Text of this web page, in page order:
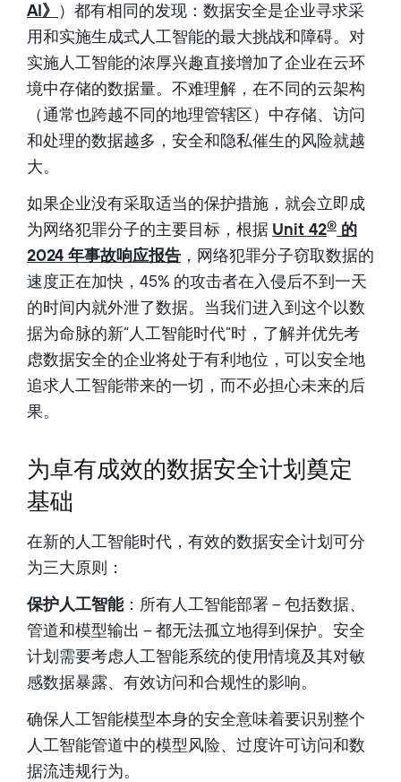
AI》 ）都有相同的发现：数据安全是企业寻求采
用和实施生成式人工智能的最大挑战和障碍。对
实施人工智能的浓厚兴趣直接增加了企业在云环
境中存储的数据量。不难理解，在不同的云架构
（通常也跨越不同的地理管辖区）中存储、访问
和处理的数据越多，安全和隐私催生的风险就越
大。
如果企业没有采取适当的保护措施，就会立即成
为网络犯罪分子的主要目标，根据 Unit 42® 的
2024 年事故响应报告 ，网络犯罪分子窃取数据的
速度正在加快，45% 的攻击者在入侵后不到一天
的时间内就外泄了数据。当我们进入到这个以数
据为命脉的新“人工智能时代”时，了解并优先考
虑数据安全的企业将处于有利地位，可以安全地
追求人工智能带来的一切，而不必担心未来的后
果。
为卓有成效的数据安全计划奠定
基础
在新的人工智能时代，有效的数据安全计划可分
为三大原则：
保护人工智能：所有人工智能部署 – 包括数据、
管道和模型输出 – 都无法孤立地得到保护。安全
计划需要考虑人工智能系统的使用情境及其对敏
感数据暴露、有效访问和合规性的影响。
确保人工智能模型本身的安全意味着要识别整个
人工智能管道中的模型风险、过度许可访问和数
据流违规行为。